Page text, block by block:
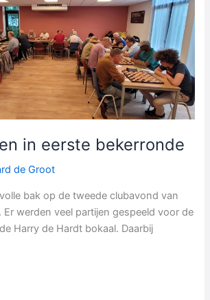
in eerste bekerronde
de Groot
bak op de tweede clubavond van
Er werden veel partijen gespeeld voor de
Harry de Hardt bokaal. Daarbij